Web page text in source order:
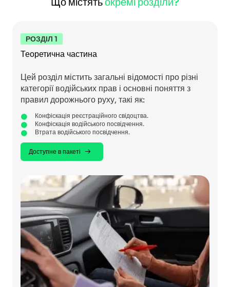
РОЗДІЛ 1
Теоретична частина
Цей розділ містить загальні відомості про різні
категорії водійських прав і основні поняття з
правил дорожнього руху, такі як:
Конфіскація реєстраційного свідоцтва.
Конфіскація водійського посвідчення.
Втрата водійського посвідчення.
Доступне в пакеті